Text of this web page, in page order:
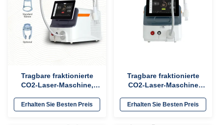
Tragbare fraktionierte
CO2-Laser-Maschine,
Kliniken zur
Narbenreduktion,
Erhalten Sie Besten Preis
Tragbare fraktionierte
CO2-Laser-Maschine
dermatologische Kliniken
zur Narbenentfernung,
Erhalten Sie Besten Preis